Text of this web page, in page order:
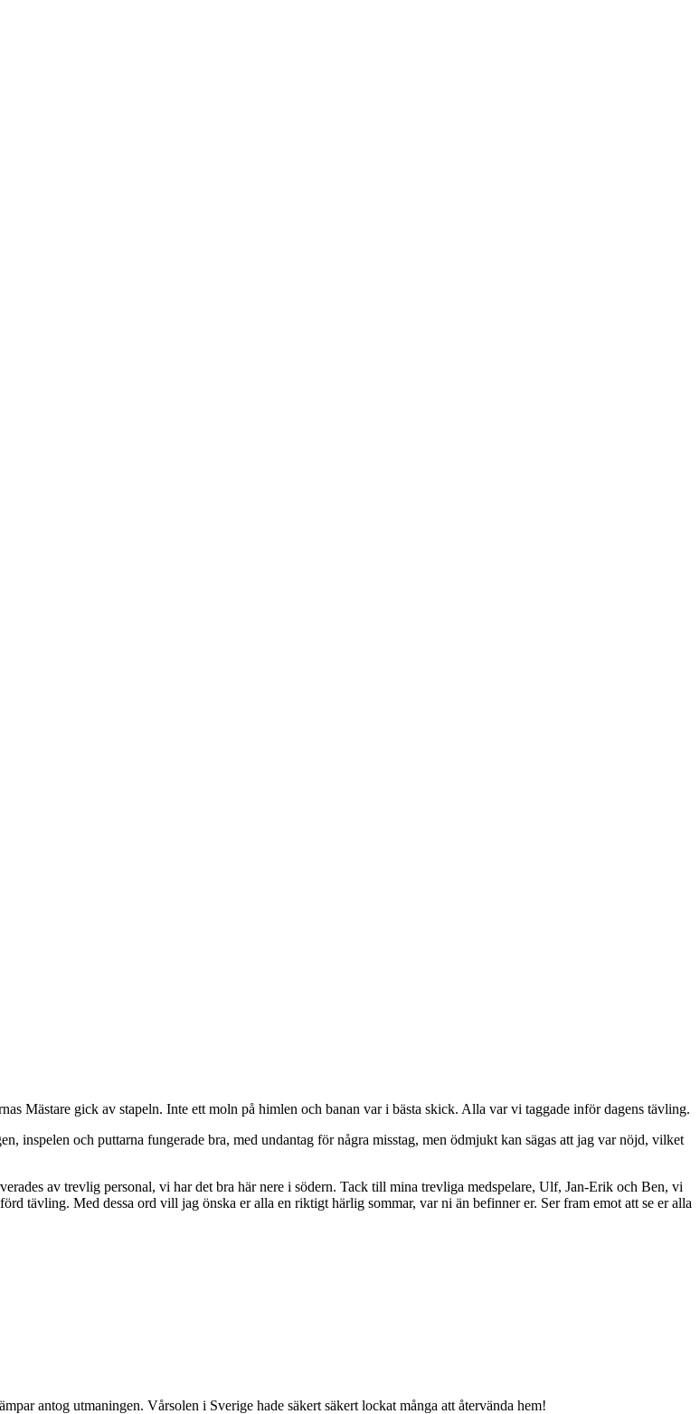
Mästare gick av stapeln. Inte ett moln på himlen och banan var i bästa skick. Alla var vi taggade inför dagens tävling.
inspelen och puttarna fungerade bra, med undantag för några misstag, men ödmjukt kan sägas att jag var nöjd, vilket
av trevlig personal, vi har det bra här nere i södern. Tack till mina trevliga medspelare, Ulf, Jan-Erik och Ben, vi
tävling. Med dessa ord vill jag önska er alla en riktigt härlig sommar, var ni än befinner er. Ser fram emot att se er alla
antog utmaningen. Vårsolen i Sverige hade säkert säkert lockat många att återvända hem!